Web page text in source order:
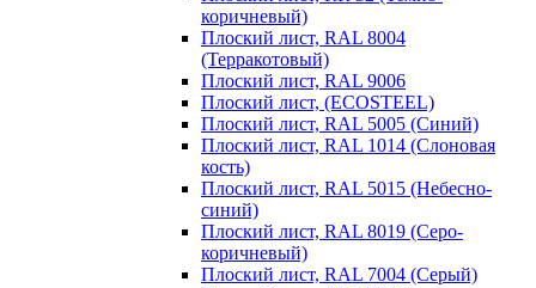
коричневый)
Плоский лист, RAL 8004
(Терракотовый)
Плоский лист, RAL 9006
Плоский лист, (ECOSTEEL)
Плоский лист, RAL 5005 (Синий)
Плоский лист, RAL 1014 (Слоновая
кость)
Плоский лист, RAL 5015 (Небесно-
синий)
Плоский лист, RAL 8019 (Серо-
коричневый)
Плоский лист, RAL 7004 (Серый)